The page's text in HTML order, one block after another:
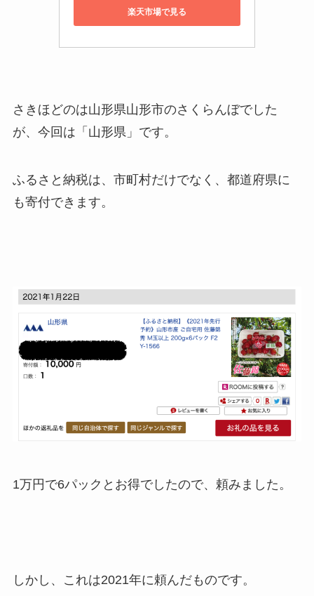
楽天市場で見る
さきほどのは山形県山形市のさくらんぼでした
が、今回は「山形県」です。
ふるさと納税は、市町村だけでなく、都道府県に
も寄付できます。
1万円で6パックとお得でしたので、頼みました。
しかし、これは2021年に頼んだものです。